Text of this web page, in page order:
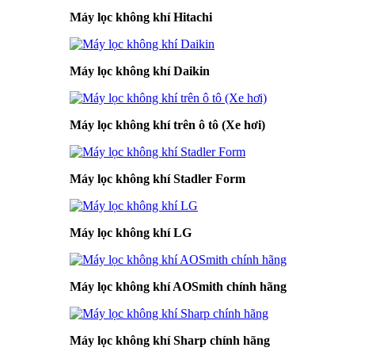
Máy lọc không khí Hitachi
Máy lọc không khí Daikin
Máy lọc không khí trên ô tô (Xe hơi)
Máy lọc không khí Stadler Form
Máy lọc không khí LG
Máy lọc không khí AOSmith chính hãng
Máy lọc không khí Sharp chính hãng